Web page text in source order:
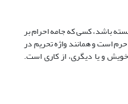
باشد، کسی که جامه احرام بر
است و همانند واژه تحریم در
و یا دیگری، از کاری است.